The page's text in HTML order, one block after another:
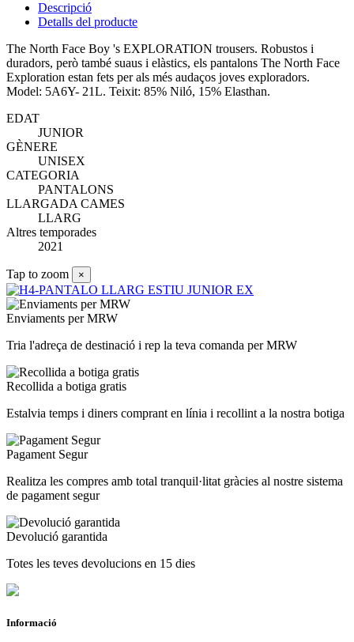
Descripció
Detalls del producte
The North Face Boy 's EXPLORATION trousers. Robustos i
duradors, però també suaus i elàstics, els pantalons The North Face
Exploration estan fets per als més audaços joves exploradors.
Model: 5A6Y- 21L. Teixit: 85% Niló, 15% Elasthan.
EDAT
JUNIOR
GÈNERE
UNISEX
CATEGORIA
PANTALONS
LLARGADA CAMES
LLARG
Altres temporades
2021
Tap to zoom ×
Enviaments per MRW
Tria l'adreça de destinació i rep la teva comanda per MRW
Recollida a botiga gratis
Estalvia temps i diners comprant en línia i recollint a la nostra botiga
Pagament Segur
Realitza les compres amb total tranquil·litat gràcies al nostre sistema
de pagament segur
Devolució garantida
Totes les teves devolucions en 15 dies
Informació